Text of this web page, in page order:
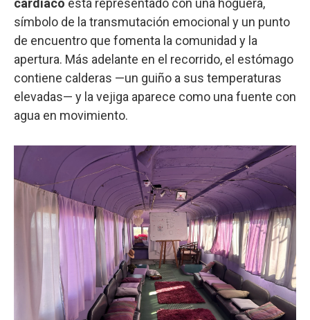
cardíaco está representado con una hoguera,
símbolo de la transmutación emocional y un punto
de encuentro que fomenta la comunidad y la
apertura. Más adelante en el recorrido, el estómago
contiene calderas —un guiño a sus temperaturas
elevadas— y la vejiga aparece como una fuente con
agua en movimiento.